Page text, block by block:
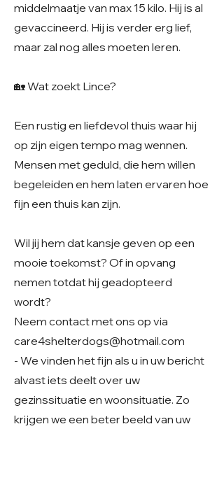
middelmaatje van max 15 kilo. Hij is al
gevaccineerd. Hij is verder erg lief,
maar zal nog alles moeten leren.
🏡 Wat zoekt Lince?
Een rustig en liefdevol thuis waar hij
op zijn eigen tempo mag wennen.
Mensen met geduld, die hem willen
begeleiden en hem laten ervaren hoe
fijn een thuis kan zijn.
Wil jij hem dat kansje geven op een
mooie toekomst? Of in opvang
nemen totdat hij geadopteerd
wordt?
Neem contact met ons op via
care4shelterdogs@hotmail.com
- We vinden het fijn als u in uw bericht
alvast iets deelt over uw
gezinssituatie en woonsituatie. Zo
krijgen we een beter beeld van uw